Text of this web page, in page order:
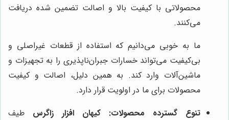
محصولاتی با کیفیت بالا و اصالت تضمین شده دریافت
می‌کنند.
ما به خوبی می‌دانیم که استفاده از قطعات غیراصلی و
بی‌کیفیت می‌تواند خسارات جبران‌ناپذیری را به تجهیزات و
ماشین‌آلات وارد کند. به همین دلیل، اصالت و کیفیت
محصولات برای ما در اولویت قرار دارد.
تنوع گسترده محصولات:
کیهان افزار زاگرس طیف